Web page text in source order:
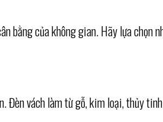
bằng của không gian. Hãy lựa chọn
Đèn vách làm từ gỗ, kim loại, thủy